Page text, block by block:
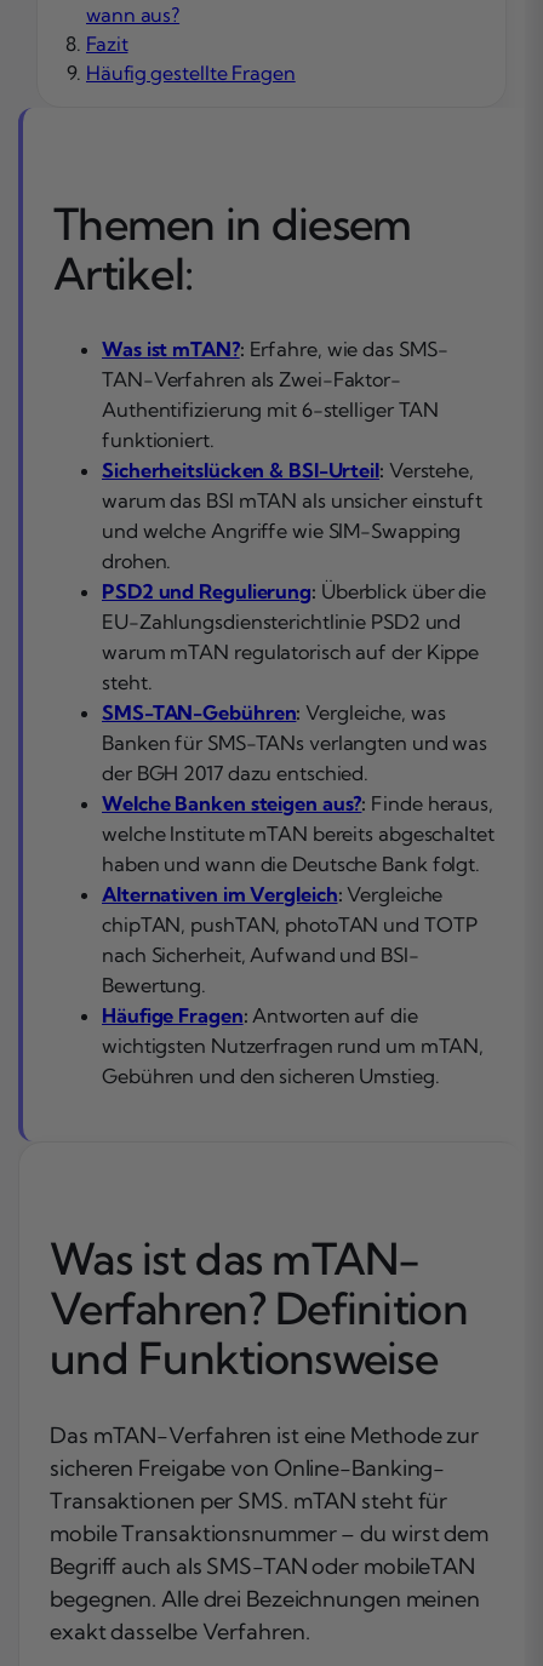
wann aus?
Fazit
Häufig gestellte Fragen
Themen in diesem
Artikel:
Was ist mTAN?: Erfahre, wie das SMS-
TAN-Verfahren als Zwei-Faktor-
Authentifizierung mit 6-stelliger TAN
funktioniert.
Sicherheitslücken & BSI-Urteil: Verstehe,
warum das BSI mTAN als unsicher einstuft
und welche Angriffe wie SIM-Swapping
drohen.
PSD2 und Regulierung: Überblick über die
EU-Zahlungsdiensterichtlinie PSD2 und
warum mTAN regulatorisch auf der Kippe
steht.
SMS-TAN-Gebühren: Vergleiche, was
Banken für SMS-TANs verlangten und was
der BGH 2017 dazu entschied.
Welche Banken steigen aus?: Finde heraus,
welche Institute mTAN bereits abgeschaltet
haben und wann die Deutsche Bank folgt.
Alternativen im Vergleich: Vergleiche
chipTAN, pushTAN, photoTAN und TOTP
nach Sicherheit, Aufwand und BSI-
Bewertung.
Häufige Fragen: Antworten auf die
wichtigsten Nutzerfragen rund um mTAN,
Gebühren und den sicheren Umstieg.
Was ist das mTAN-
Verfahren? Definition
und Funktionsweise
Das mTAN-Verfahren ist eine Methode zur
sicheren Freigabe von Online-Banking-
Transaktionen per SMS. mTAN steht für
mobile Transaktionsnummer– du wirst dem
Begriff auch als SMS-TAN oder mobileTAN
begegnen. Alle drei Bezeichnungen meinen
exakt dasselbe Verfahren.